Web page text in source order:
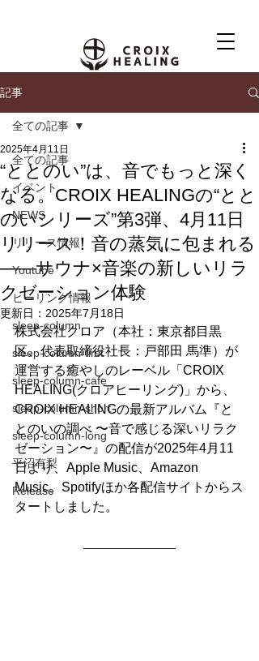
記事
全ての記事
イベント
NEWS
リリース情報
Youtube
ヒーリング情報
sleep-column
sleep-column-first
sleep-column-cafe
sleep-column-short
sleep-column-long
平沼有梨
Release
全ての記事
“ととのい”は、音でもっと深く
なる。CROIX HEALINGの“とと
のいシリーズ”第3弾、4月11日
リリース！音の蒸気に包まれる
——サウナ×音楽の新しいリラ
クゼーション体験
2025年4月11日
更新日： 2025年7月18日
株式会社クロア（本社：東京都目黒
区、代表取締役社⻑：戸部田 馬準）が
運営する癒やしのレーベル「CROIX
HEALING(クロアヒーリング)」から、
CROIX HEALINGの最新アルバム『と
とのいの調べ 〜音で感じる深いリラク
ゼーション〜』の配信が2025年4月11
日より、Apple Music、Amazon
Music、Spotifyほか各配信サイトからス
タートしました。